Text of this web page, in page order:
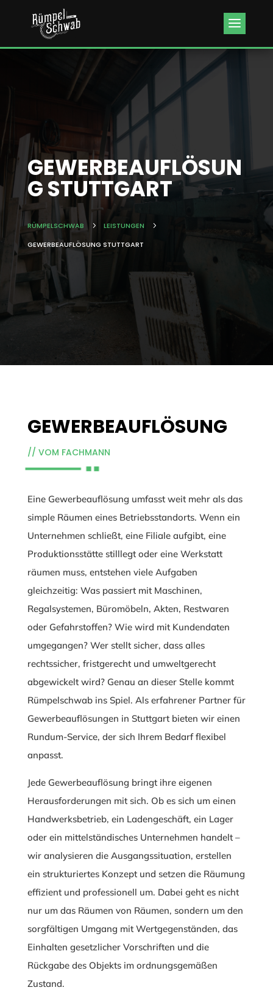
Kundenbewertungen & Erfahrungen. Mehr Infos anzeigen.
GEWERBEAUFLÖSUN
G STUTTGART
RÜMPELSCHWAB 5 LEISTUNGEN
5
GEWERBEAUFLÖSUNG STUTTGART
GEWERBEAUFLÖSUNG
// VOM FACHMANN
Eine Gewerbeauflösung umfasst weit mehr als das
simple Räumen eines Betriebsstandorts. Wenn ein
Unternehmen schließt, eine Filiale aufgibt, eine
Produktionsstätte stilllegt oder eine Werkstatt
räumen muss, entstehen viele Aufgaben
gleichzeitig: Was passiert mit Maschinen,
Regalsystemen, Büromöbeln, Akten, Restwaren
oder Gefahrstoffen? Wie wird mit Kundendaten
umgegangen? Wer stellt sicher, dass alles
rechtssicher, fristgerecht und umweltgerecht
abgewickelt wird? Genau an dieser Stelle kommt
Rümpelschwab ins Spiel. Als erfahrener Partner für
Gewerbeauflösungen in Stuttgart bieten wir einen
Rundum-Service, der sich Ihrem Bedarf flexibel
anpasst.
Jede Gewerbeauflösung bringt ihre eigenen
Herausforderungen mit sich. Ob es sich um einen
Handwerksbetrieb, ein Ladengeschäft, ein Lager
oder ein mittelständisches Unternehmen handelt –
wir analysieren die Ausgangssituation, erstellen
ein strukturiertes Konzept und setzen die Räumung
effizient und professionell um. Dabei geht es nicht
nur um das Räumen von Räumen, sondern um den
sorgfältigen Umgang mit Wertgegenständen, das
Einhalten gesetzlicher Vorschriften und die
Rückgabe des Objekts im ordnungsgemäßen
Zustand.